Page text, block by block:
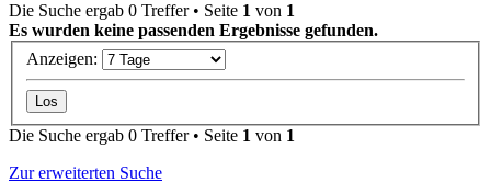
Die Suche ergab 0 Treffer • Seite 1 von 1
Es wurden keine passenden Ergebnisse gefunden.
Anzeigen:
Die Suche ergab 0 Treffer • Seite 1 von 1
Zur erweiterten Suche